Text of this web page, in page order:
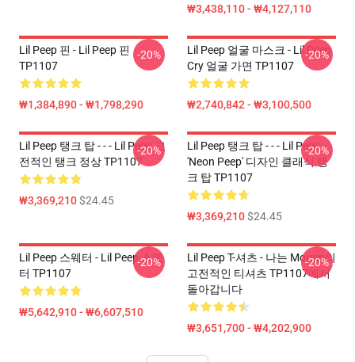
₩3,438,110 - ₩4,127,110
Lil Peep 핀 - Lil Peep 핀
TP1107
₩1,384,890 - ₩1,798,290
-20%
Lil Peep 얼굴 마스크 - Lil Peep
Cry 얼굴 가면 TP1107
₩2,740,842 - ₩3,100,500
-20%
Lil Peep 탱크 탑 - - - Lil Peep 고
전적인 탱크 정상 TP1107
₩3,369,210$24.45
-20%
Lil Peep 탱크 탑 - - - Lil Peep
'Neon Peep' 디자인 클래식 탱
크 탑 TP1107
₩3,369,210$24.45
-20%
Lil Peep 스웨터 - Lil Peep 스웨
터 TP1107
₩5,642,910 - ₩6,607,510
-20%
Lil Peep T-셔츠 - 나는 Mornin의
고전적인 티셔츠 TP1107에서
돌아갑니다
₩3,651,700 - ₩4,202,900
-20%